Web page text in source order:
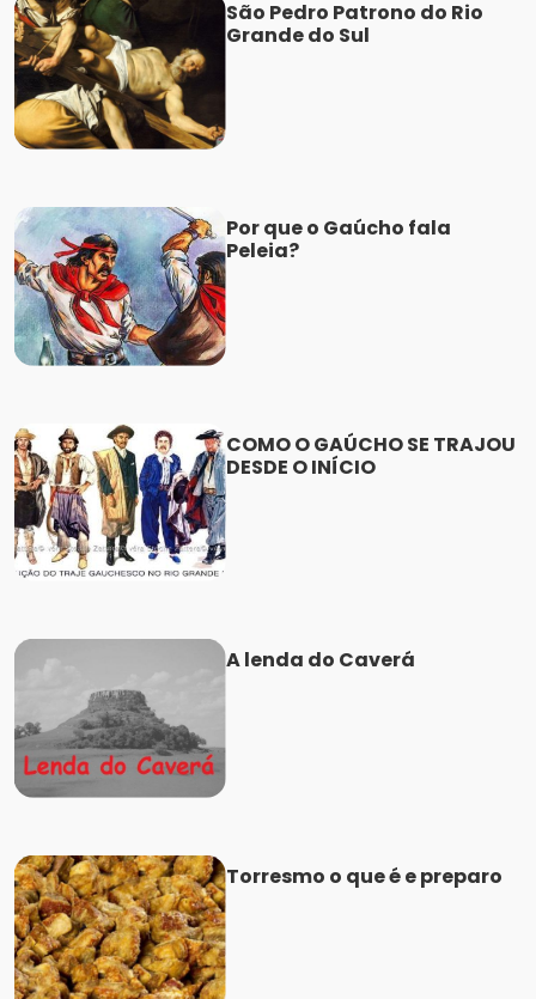
São Pedro Patrono do Rio
Grande do Sul
Por que o Gaúcho fala
Peleia?
COMO O GAÚCHO SE TRAJOU
DESDE O INÍCIO
A lenda do Caverá
Torresmo o que é e preparo